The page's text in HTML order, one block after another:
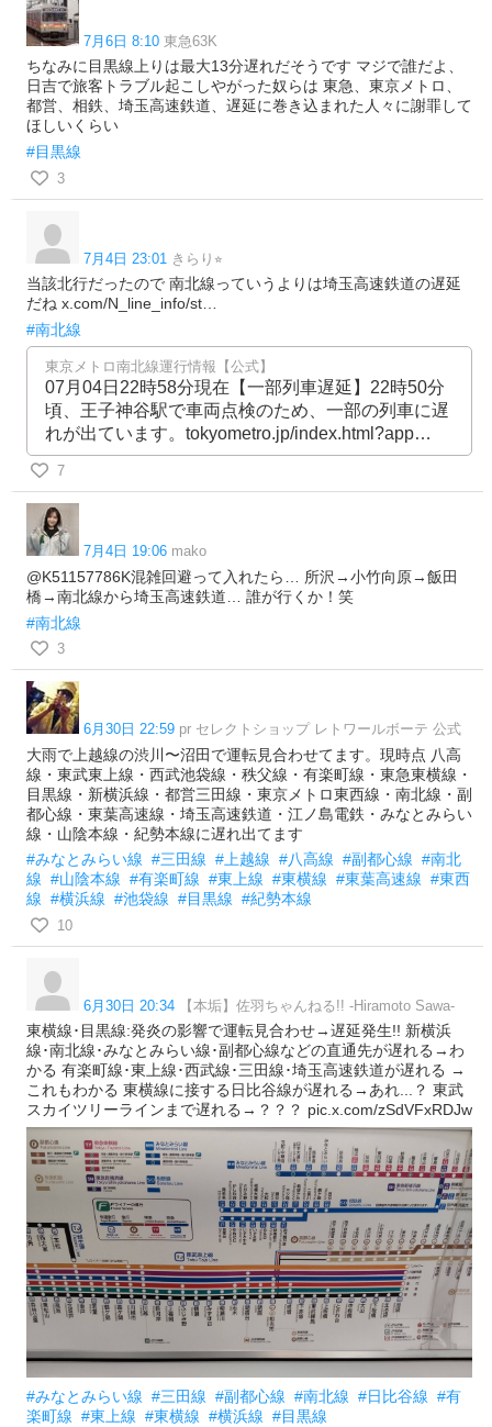
7月6日 8:10 東急63K
ちなみに目黒線上りは最大13分遅れだそうです マジで誰だよ、
日吉で旅客トラブル起こしやがった奴らは 東急、東京メトロ、
都営、相鉄、埼玉高速鉄道、遅延に巻き込まれた人々に謝罪して
ほしいくらい
#目黒線
3
7月4日 23:01 きらり⭐︎
当該北行だったので 南北線っていうよりは埼玉高速鉄道の遅延
だね x.com/N_line_info/st…
#南北線
東京メトロ南北線運行情報【公式】
07月04日22時58分現在【一部列車遅延】22時50分
頃、王子神谷駅で車両点検のため、一部の列車に遅
れが出ています。tokyometro.jp/index.html?app…
7
7月4日 19:06 mako
@K51157786K混雑回避って入れたら… 所沢→小竹向原→飯田
橋→南北線から埼玉高速鉄道… 誰が行くか！笑
#南北線
3
6月30日 22:59 pr セレクトショップ レトワールボーテ 公式
大雨で上越線の渋川〜沼田で運転見合わせてます。現時点 八高
線・東武東上線・西武池袋線・秩父線・有楽町線・東急東横線・
目黒線・新横浜線・都営三田線・東京メトロ東西線・南北線・副
都心線・東葉高速線・埼玉高速鉄道・江ノ島電鉄・みなとみらい
線・山陰本線・紀勢本線に遅れ出てます
#みなとみらい線 #三田線 #上越線 #八高線 #副都心線 #南北
線 #山陰本線 #有楽町線 #東上線 #東横線 #東葉高速線 #東西
線 #横浜線 #池袋線 #目黒線 #紀勢本線
10
6月30日 20:34 【本垢】佐羽ちゃんねる!! -Hiramoto Sawa-
東横線･目黒線:発炎の影響で運転見合わせ→遅延発生!! 新横浜
線･南北線･みなとみらい線･副都心線などの直通先が遅れる→わ
かる 有楽町線･東上線･西武線･三田線･埼玉高速鉄道が遅れる →
これもわかる 東横線に接する日比谷線が遅れる→あれ...？ 東武
スカイツリーラインまで遅れる→？？？ pic.x.com/zSdVFxRDJw
#みなとみらい線 #三田線 #副都心線 #南北線 #日比谷線 #有
楽町線 #東上線 #東横線 #横浜線 #目黒線